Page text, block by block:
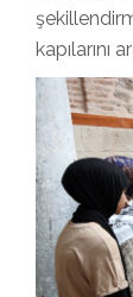
kapılarını